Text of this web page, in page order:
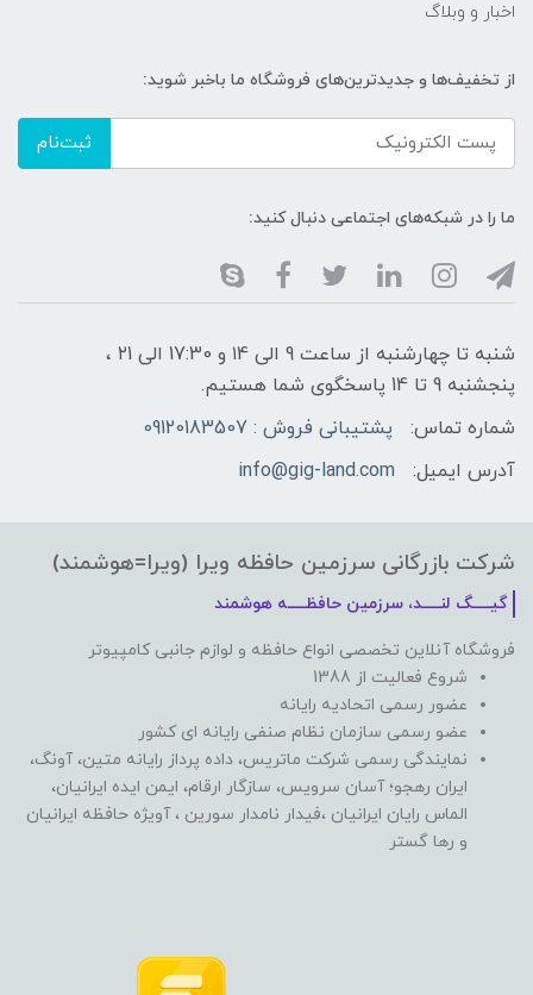
اخبار و وبلاگ
از تخفیف‌ها و جدیدترین‌های فروشگاه ما باخبر شوید:
ثبت‌نام
ما را در شبکه‌های اجتماعی دنبال کنید:
شنبه تا چهارشنبه از ساعت 9 الی ۱4 و 17:30 الی ۲1 ،
پنجشنبه 9 تا 14 پاسخگوی شما هستیم.
شماره تماس:
پشتیبانی فروش : 09120183507
آدرس ایمیل:
info@gig-land.com
شرکت بازرگانی سرزمین حافظه ویرا (ویرا=هوشمند)
گیـــــگ لنـــــد، سرزمین حافظـــــه هوشمند
فروشگاه آنلاین تخصصی انواع حافظه و لوازم جانبی کامپیوتر
شروع فعالیت از 1388
عضور رسمی اتحادیه رایانه
عضو رسمی سازمان نظام صنفی رایانه ای کشور
نمایندگی رسمی شرکت ماتریس، داده پرداز رایانه متین، آونگ،
ایران رهجو؛ آسان سرویس، سازگار ارقام، ایمن ایده ایرانیان،
الماس رایان ایرانیان ،فیدار نامدار سورین ، آویژه حافظه ایرانیان
و رها گستر